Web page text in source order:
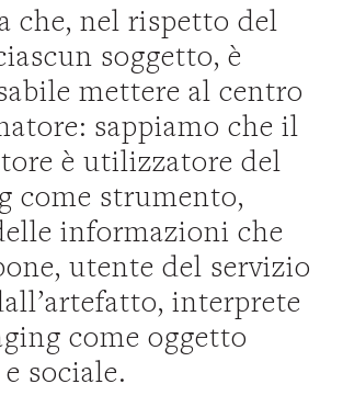
che, nel rispetto del
soggetto, è
mettere al centro
sappiamo che il
è utilizzatore del
come strumento,
informazioni che
utente del servizio
interprete
come oggetto
sociale.